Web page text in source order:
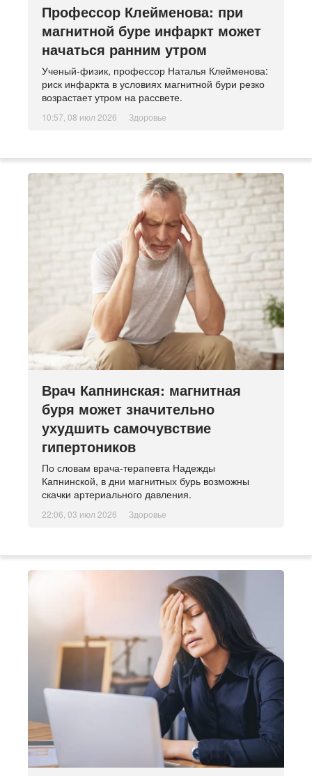
Профессор Клейменова: при
магнитной буре инфаркт может
начаться ранним утром
Ученый-физик, профессор Наталья Клейменова:
риск инфаркта в условиях магнитной бури резко
возрастает утром на рассвете.
10:57, 08 июл 2026 Здоровье
Врач Капнинская: магнитная
буря может значительно
ухудшить самочувствие
гипертоников
По словам врача-терапевта Надежды
Капнинской, в дни магнитных бурь возможны
скачки артериального давления.
22:06, 03 июл 2026 Здоровье